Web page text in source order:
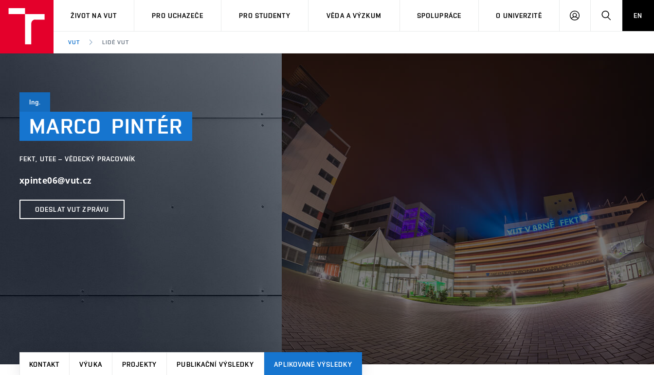
VUT
ŽIVOT NA VUT PRO UCHAZEČE PRO STUDENTY VĚDA A VÝZKUM SPOLUPRÁCE O UNIVERZITĚ
PŘIHLÁSIT HLEDATEN
VUT LIDÉ VUT
Ing.
MARCO PINTÉR
FEKT, UTEE – VĚDECKÝ PRACOVNÍK
xpinte06@vut.cz
ODESLAT VUT ZPRÁVU
KONTAKT VÝUKA PROJEKTY PUBLIKAČNÍ VÝSLEDKY APLIKOVANÉ VÝSLEDKY